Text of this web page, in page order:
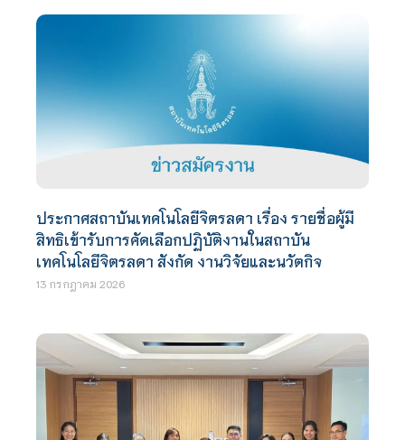
ประกาศสถาบันเทคโนโลยีจิตรลดา เรื่อง รายชื่อผู้มี
สิทธิเข้ารับการคัดเลือกปฏิบัติงานในสถาบัน
เทคโนโลยีจิตรลดา สังกัด งานวิจัยและนวัตกิจ
13 กรกฎาคม 2026